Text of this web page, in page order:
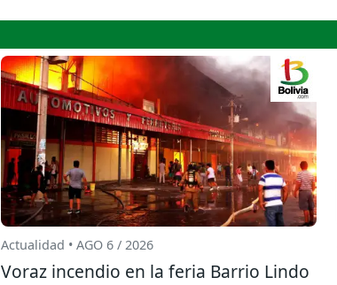
Actualidad • AGO 6 / 2026
Voraz incendio en la feria Barrio Lindo